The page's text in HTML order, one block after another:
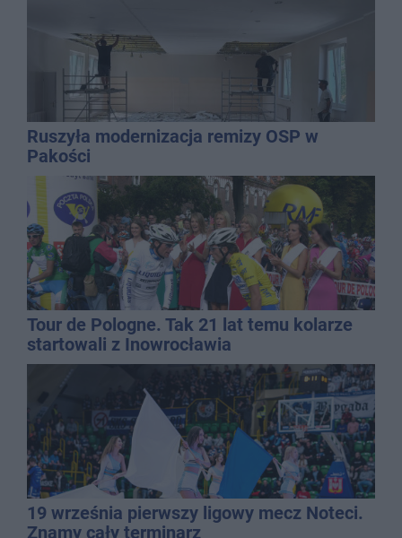
Ruszyła modernizacja remizy OSP w
Pakości
Tour de Pologne. Tak 21 lat temu kolarze
startowali z Inowrocławia
19 września pierwszy ligowy mecz Noteci.
Znamy cały terminarz